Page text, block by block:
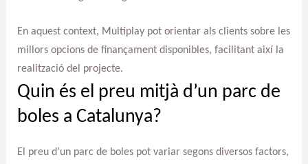
En aquest context, Multiplay pot orientar als clients sobre les
millors opcions de finançament disponibles, facilitant així la
realització del projecte.
Quin és el preu mitjà d’un parc de
boles a Catalunya?
El preu d’un parc de boles pot variar segons diversos factors,